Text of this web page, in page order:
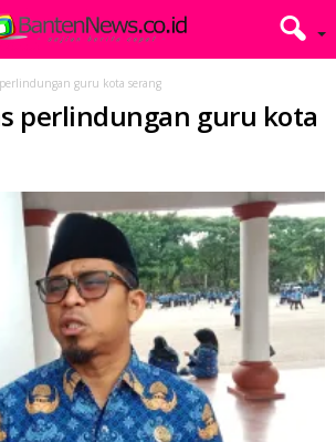
perlindungan guru kota serang
perlindungan guru kota